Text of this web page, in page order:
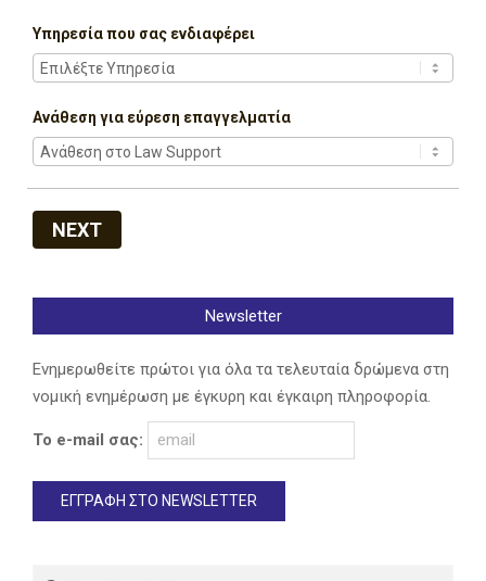
Υπηρεσία που σας ενδιαφέρει
Ανάθεση για εύρεση επαγγελματία
NEXT
Newsletter
Ενημερωθείτε πρώτοι για όλα τα τελευταία δρώμενα στη
νομική ενημέρωση με έγκυρη και έγκαιρη πληροφορία.
Το e-mail σας:
Search